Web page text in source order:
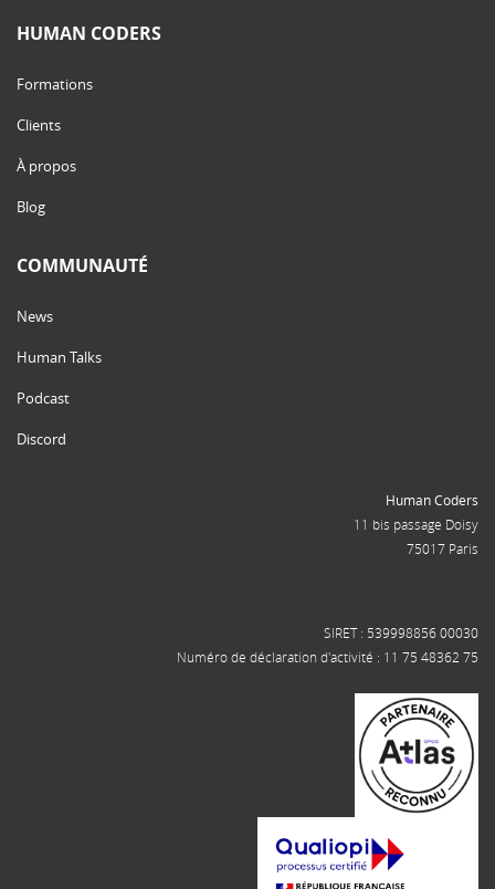
HUMAN CODERS
Formations
Clients
À propos
Blog
COMMUNAUTÉ
News
Human Talks
Podcast
Discord
Human Coders
11 bis passage Doisy
75017 Paris
SIRET : 539998856 00030
Numéro de déclaration d'activité : 11 75 48362 75